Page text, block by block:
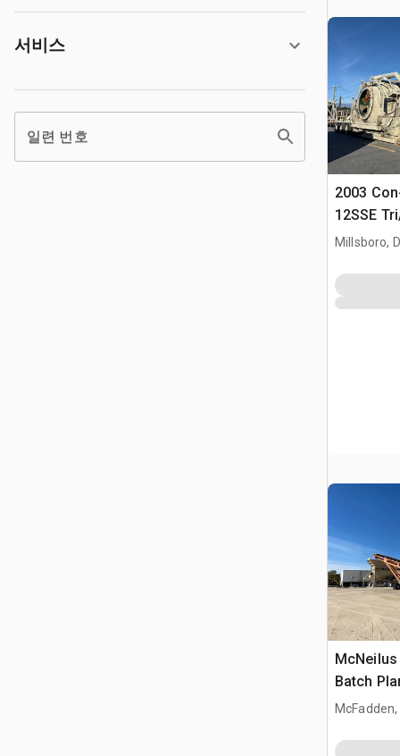
서비스
일련 번호
2003
12SSE
Millsboro,
Batch
McFadden,